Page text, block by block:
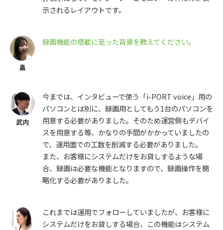
示されるレイアウトです。
録画機能の搭載に至った背景を教えてください。
今までは、インタビューで使う「i-PORT voice」用の
パソコンとは別に、録画用としてもう1台のパソコンを
用意する必要がありました。そのため運営側もデバイ
スを用意する等、かなりの手間がかかっていましたの
で、運用面での工数を削減する必要がありました。
また、お客様にシステムだけをお貸しするような場
合、録画は必要な機能となりますので、録画操作を簡
略化する必要がありました。
これまでは運用でフォローしていましたが、お客様に
システムだけをお貸しする場合、この機能はシステム